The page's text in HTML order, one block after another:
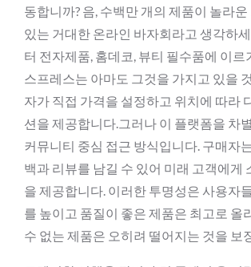
동합니까? 음, 수백만 개의 제품이 놀라
있는 거대한 온라인 바자회라고 생각하
터 전자제품, 홈데코, 뷰티 필수품에 이르
스프레스는 아마도 그것을 가지고 있을
자가 직접 가격을 설정하고 위치에 따라
션을 제공합니다.그러나 이 플랫폼을 차
커뮤니티 중심 접근 방식입니다. 구매자
백과 리뷰를 남길 수 있어 미래 고객에게
을 제공합니다. 이러한 투명성은 사용자
를 높이고 품질이 좋은 제품은 최고로 올
수 없는 제품은 오히려 떨어지는 것을 보